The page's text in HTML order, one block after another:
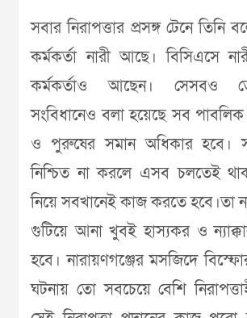
সবার নিরাপত্তার প্রসঙ্গ টেনে তিনি
কর্মকর্তা নারী আছে। বিসিএসে
কর্মকর্তাও আছেন। সেসবও
সংবিধানেও বলা হয়েছে সব পাবলিক
ও পুরুষের সমান অধিকার হবে।
নিশ্চিত না করলে এসব চলতেই
নিয়ে সবখানেই কাজ করতে হবে।তা
গুটিয়ে আনা খুবই হাস্যকর ও
হবে। নারায়ণগঞ্জের মসজিদে
ঘটনায় তো সবচেয়ে বেশি